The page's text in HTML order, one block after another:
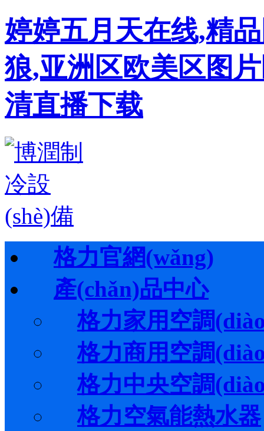
婷婷五月天在线,精
狼,亚洲区欧美区图
清直播下载
格力官網(wǎng)
產(chǎn)品中心
格力家用空調
格力商用空調
格力中央空調
格力空氣能熱水器